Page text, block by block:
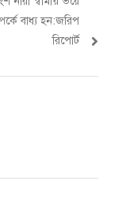
বাধ্য হন:জরিপ
রিপোর্ট